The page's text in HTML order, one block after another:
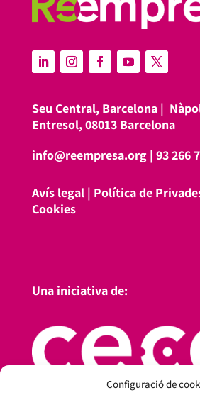
Configuració de
Seu Central, Barcelona |
Entresol, 08013 Barcelona
info@reempresa.org| 93 266
Avís legal| Política de
Cookies
Una iniciativa de: